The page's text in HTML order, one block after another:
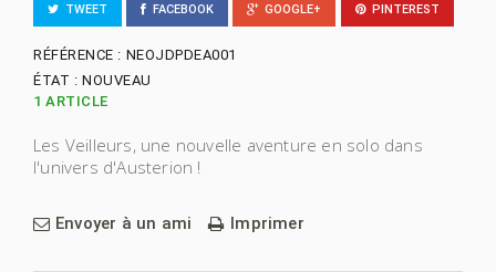
TWEET FACEBOOK GOOGLE+ PINTEREST
RÉFÉRENCE : NEOJDPDEA001
ÉTAT : NOUVEAU
1 ARTICLE
Les Veilleurs, une nouvelle aventure en solo dans
l'univers d'Austerion !
Envoyer à un ami Imprimer